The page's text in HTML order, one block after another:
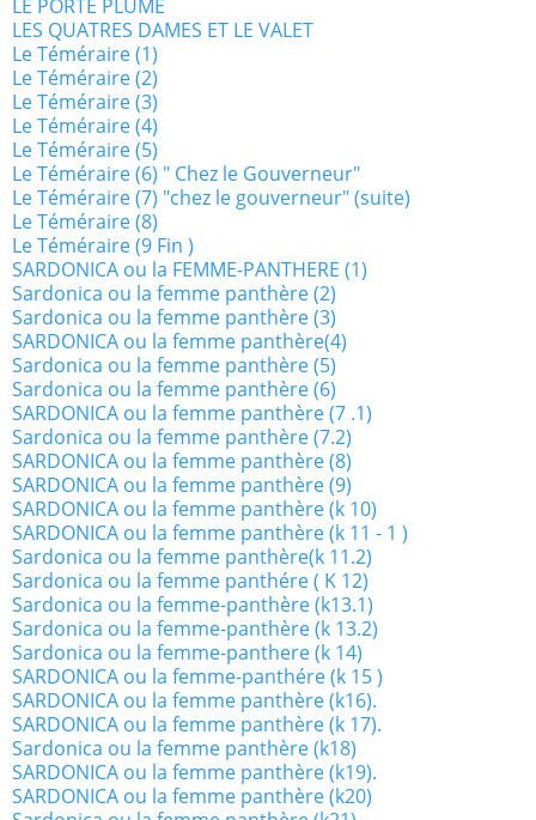
LE PORTE PLUME
LES QUATRES DAMES ET LE VALET
Le Téméraire (1)
Le Téméraire (2)
Le Téméraire (3)
Le Téméraire (4)
Le Téméraire (5)
Le Téméraire (6) " Chez le Gouverneur"
Le Téméraire (7) "chez le gouverneur" (suite)
Le Téméraire (8)
Le Téméraire (9 Fin )
SARDONICA ou la FEMME-PANTHERE (1)
Sardonica ou la femme panthère (2)
Sardonica ou la femme panthère (3)
SARDONICA ou la femme panthère(4)
Sardonica ou la femme panthère (5)
Sardonica ou la femme panthère (6)
SARDONICA ou la femme panthère (7 .1)
Sardonica ou la femme panthère (7.2)
SARDONICA ou la femme panthère (8)
SARDONICA ou la femme panthère (9)
SARDONICA ou la femme panthère (k 10)
SARDONICA ou la femme panthère (k 11 - 1 )
Sardonica ou la femme panthère(k 11.2)
Sardonica ou la femme panthére ( K 12)
Sardonica ou la femme-panthère (k13.1)
Sardonica ou la femme-panthère (k 13.2)
Sardonica ou la femme-panthere (k 14)
SARDONICA ou la femme-panthére (k 15 )
SARDONICA ou la femme panthère (k16).
SARDONICA ou la femme panthère (k 17).
Sardonica ou la femme panthère (k18)
SARDONICA ou la femme panthère (k19).
SARDONICA ou la femme panthère (k20)